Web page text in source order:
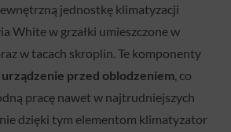
jednostkę klimatyzacji
White w grzałki umieszczone w
w tacach skroplin. Te komponenty
przed oblodzeniem, co
pracę nawet w najtrudniejszych
dzięki tym elementom klimatyzator